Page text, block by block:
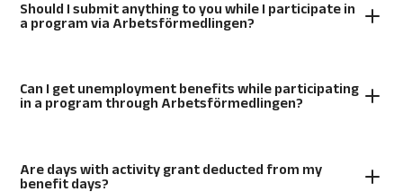
Should I submit anything to you while I participate in
a program via Arbetsförmedlingen?
Can I get unemployment benefits while participating
in a program through Arbetsförmedlingen?
Are days with activity grant deducted from my
benefit days?